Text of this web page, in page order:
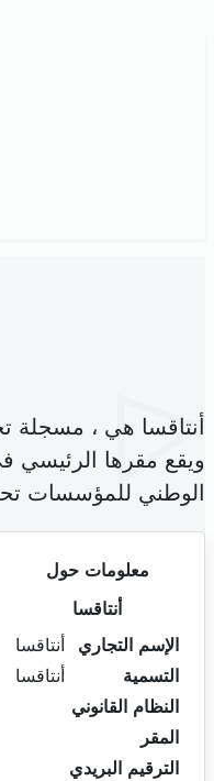
أنتاقسا هي ، مسجلة
ويقع مقرها الرئيسي
الوطني للمؤسسات
معلومات حول
أنتاقسا
الإسم التجاري
أنتاقسا
التسمية
أنتاقسا
النظام القانوني
المقر
الترقيم البريدي